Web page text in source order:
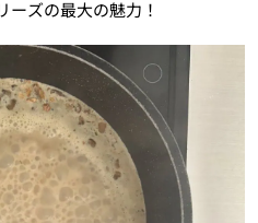
ーズの最大の魅力！